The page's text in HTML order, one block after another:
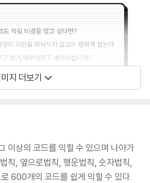
지 더보기
이상의 코드를 익힐 수 있으며 나아가
칙, 옆으로법칙, 행운법칙, 숫자법칙,
600개의 코드를 쉽게 익힐 수 있다.